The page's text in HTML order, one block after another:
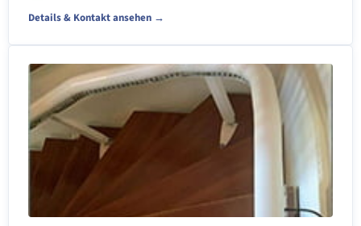
Details & Kontakt ansehen →